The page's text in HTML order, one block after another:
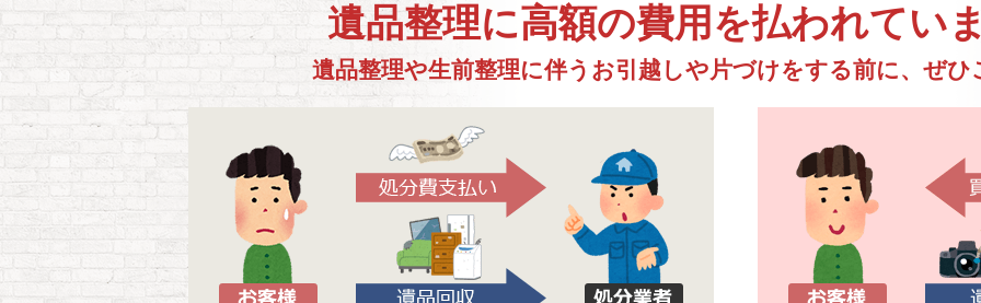
遺品整理に高額の費用を払われてい
遺品整理や生前整理に伴うお引越しや片づけをする前に、ぜひ